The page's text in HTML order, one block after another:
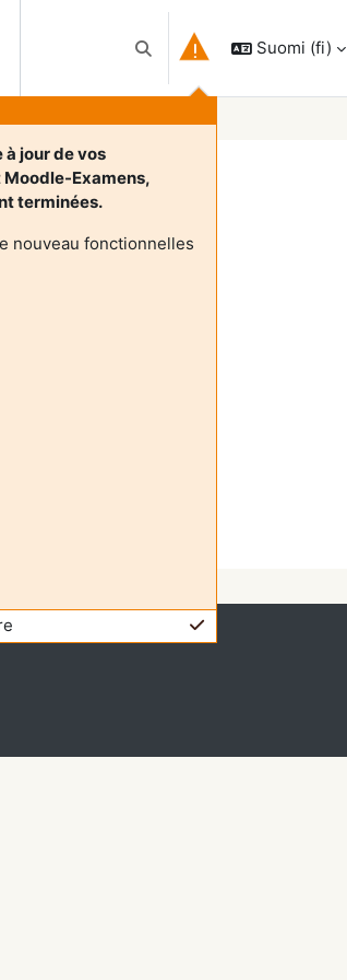
Vaihda hakusyöttöä
à jour de vos
Examens,
terminées.
nouveau fonctionnelles
Suomi ‎(fi)‎
a full user